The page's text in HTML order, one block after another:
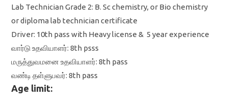
Lab Technician Grade 2: B. Sc chemistry, or Bio chemistry
or diploma lab technician certificate
Driver: 10th pass with Heavy license & 5 year experience
வார்டு உதவியாளர்: 8th psss
மருத்துவமனை உதவியாளர்: 8th pass
வண்டி தள்ளுபவர்: 8th pass
Age limit: